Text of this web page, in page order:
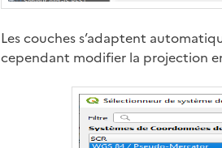
Les couches s’adaptent
cependant modifier la projection